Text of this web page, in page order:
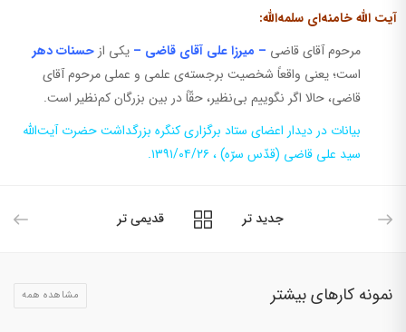
آیت الله خامنه‌ای سلمه‌الله‌:
مرحوم آقاى قاضى – میرزا على آقاى قاضى – یکى از حسنات دهر
است؛ یعنى واقعاً شخصیت برجسته‌ى علمى و عملى مرحوم آقاى
قاضى، حالا اگر نگوییم بى‌نظیر، حقّاً در بین بزرگان کم‌نظیر است.
بیانات در دیدار اعضای ستاد برگزاری کنگره بزرگداشت حضرت آیت‌الله
سید علی قاضی (قدّس سرّه) ، ۱۳۹۱/۰۴/۲۶.
جدید تر قدیمی تر
نمونه کارهای بیشتر مشاهده همه